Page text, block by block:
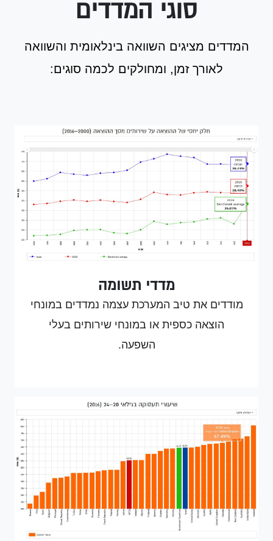
סוגי המדדים
המדדים מציגים השוואה בינלאומית והשוואה
לאורך זמן, ומחולקים לכמה סוגים:
מדדי תשומה
מודדים את טיב המערכת עצמה נמדדים במונחי
הוצאה כספית או במונחי שירותים בעלי
השפעה.